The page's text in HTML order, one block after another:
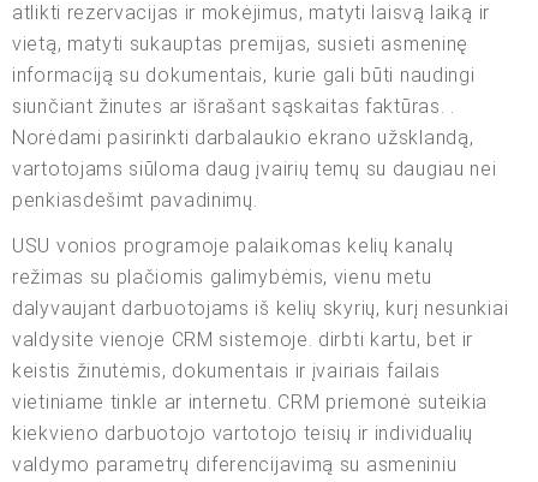
atlikti rezervacijas ir mokėjimus, matyti laisvą laiką ir
vietą, matyti sukauptas premijas, susieti asmeninę
informaciją su dokumentais, kurie gali būti naudingi
siunčiant žinutes ar išrašant sąskaitas faktūras. .
Norėdami pasirinkti darbalaukio ekrano užsklandą,
vartotojams siūloma daug įvairių temų su daugiau nei
penkiasdešimt pavadinimų.
USU vonios programoje palaikomas kelių kanalų
režimas su plačiomis galimybėmis, vienu metu
dalyvaujant darbuotojams iš kelių skyrių, kurį nesunkiai
valdysite vienoje CRM sistemoje. dirbti kartu, bet ir
keistis žinutėmis, dokumentais ir įvairiais failais
vietiniame tinkle ar internetu. CRM priemonė suteikia
kiekvieno darbuotojo vartotojo teisių ir individualių
valdymo parametrų diferencijavimą su asmeniniu